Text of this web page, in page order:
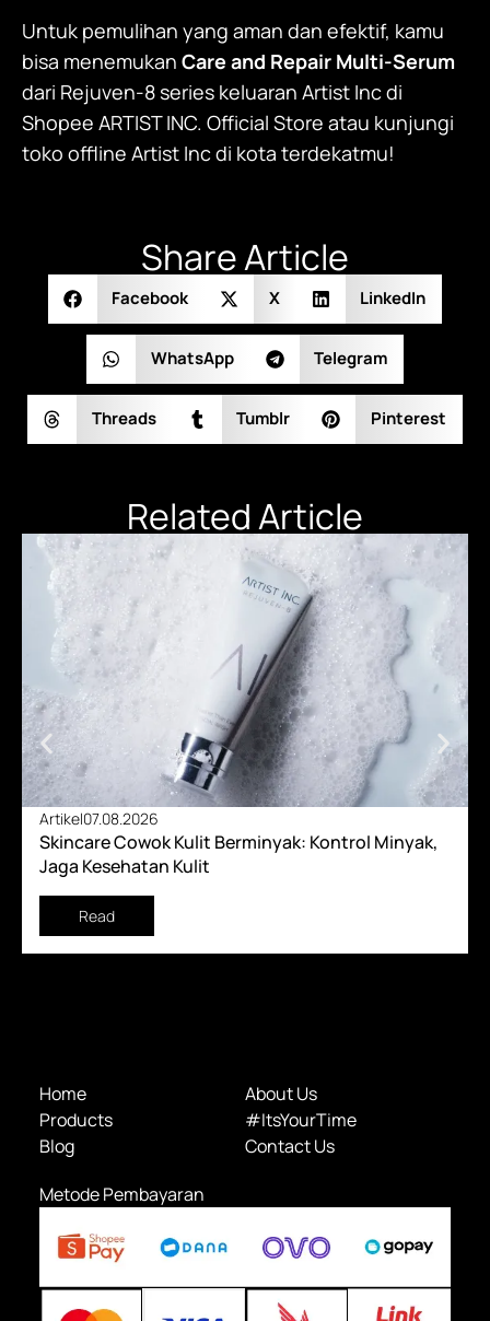
Untuk pemulihan yang aman dan efektif, kamu
bisa menemukan Care and Repair Multi-Serum
dari Rejuven-8 series keluaran Artist Inc di
Shopee ARTIST INC. Official Store atau kunjungi
toko offline Artist Inc di kota terdekatmu!
Share Article
Facebook X LinkedIn
WhatsApp Telegram
Threads Tumblr Pinterest
Related Article
Artikel07.08.2026
Skincare Cowok Kulit Berminyak: Kontrol Minyak,
Jaga Kesehatan Kulit
Read
Home
About Us
Products
#ItsYourTime
Blog
Contact Us
Metode Pembayaran